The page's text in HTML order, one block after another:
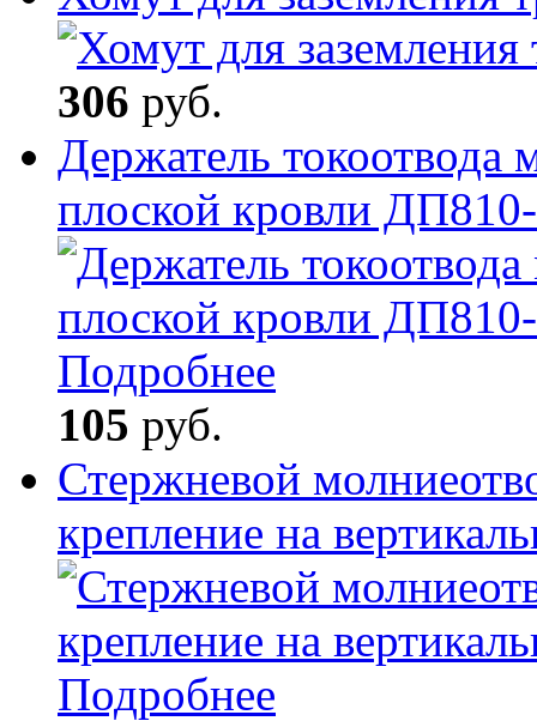
306 руб.
Держатель токоотвода
плоской кровли
Подробнее
105 руб.
Стержневой
крепление на
Подробнее